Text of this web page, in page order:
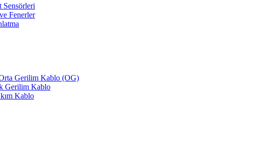
Sensörleri
Fenerler
Gerilim Kablo (OG)
Gerilim Kablo
Kablo